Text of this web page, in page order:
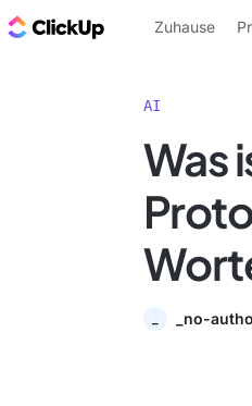
ClickUp Blog
Zuhause
AI
Was
_no-